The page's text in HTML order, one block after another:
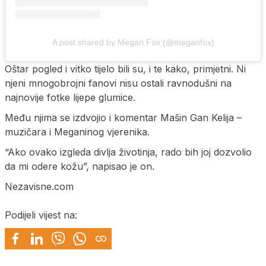
A post shared by Megan Fox (@meganfox)
Oštar pogled i vitko tijelo bili su, i te kako, primjetni. Ni
njeni mnogobrojni fanovi nisu ostali ravnodušni na
najnovije fotke lijepe glumice.
Među njima se izdvojio i komentar Mašin Gan Kelija –
muzičara i Meganinog vjerenika.
“Ako ovako izgleda divlja životinja, rado bih joj dozvolio
da mi odere kožu”, napisao je on.
Nezavisne.com
Podijeli vijest na: